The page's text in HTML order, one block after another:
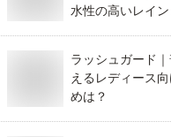
水性の高いレイン
ラッシュガード
えるレディース
めは？